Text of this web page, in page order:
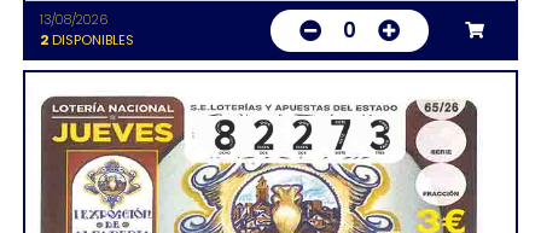
13/08/2026
2DISPONIBLES 0